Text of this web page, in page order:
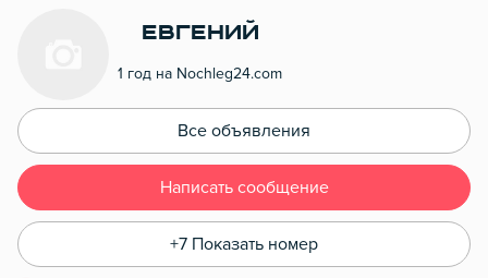
Евгений
1 год на Nochleg24.com
Все объявления
Написать сообщение
+7 Показать номер